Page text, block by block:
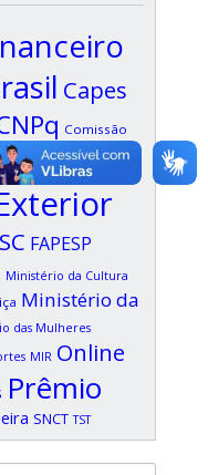
Capes
Comissão
Edital EDUFI
FAPESP
Ministério da Cultura
Ministério da
das Mulheres
MIR Online
Prêmio
SNCT TST